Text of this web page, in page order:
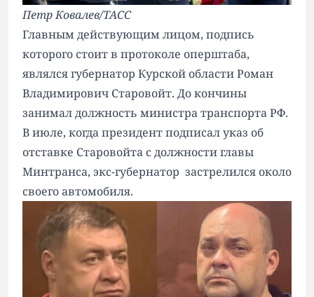
Петр Ковалев/ТАСС
Главным действующим лицом, подпись
которого стоит в протоколе оперштаба,
являлся губернатор Курской области Роман
Владимирович Старовойт. До кончины
занимал должность министра транспорта РФ.
В июле, когда президент подписал указ об
отставке Старовойта с должности главы
Минтранса, экс-губернатор застрелился около
своего автомобиля.